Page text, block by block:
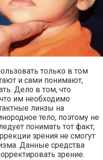
только в том
и сами понимают,
Дело в том, что
им необходимо
линзы на
тело, поэтому не
понимать тот факт,
зрения не смогут
Данные средства
зрение.